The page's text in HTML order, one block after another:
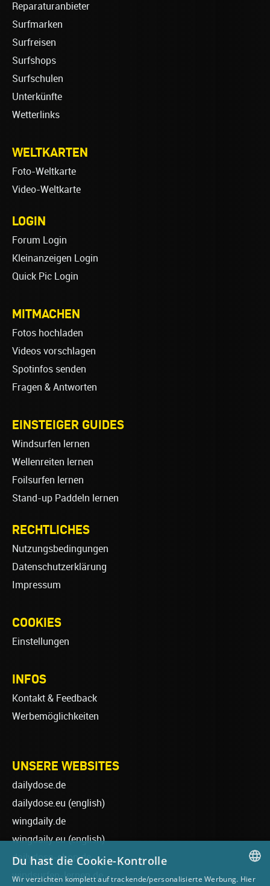
Reparaturanbieter
Surfmarken
Surfreisen
Surfshops
Surfschulen
Unterkünfte
Wetterlinks
WELTKARTEN
Foto-Weltkarte
Video-Weltkarte
LOGIN
Forum Login
Kleinanzeigen Login
Quick Pic Login
MITMACHEN
Fotos hochladen
Videos vorschlagen
Spotinfos senden
Fragen & Antworten
EINSTEIGER GUIDES
Windsurfen lernen
Wellenreiten lernen
Foilsurfen lernen
Stand-up Paddeln lernen
RECHTLICHES
Nutzungsbedingungen
Datenschutzerklärung
Impressum
COOKIES
Einstellungen
INFOS
Kontakt & Feedback
Werbemöglichkeiten
UNSERE WEBSITES
dailydose.de
dailydose.eu (english)
wingdaily.de
wingdaily.eu(english)
dailydose-shop.de
windsurfen-lernen.de
Du hast die Cookie-Kontrolle
Wir verzichten komplett auf trackende/personalisierte Werbung. Hier